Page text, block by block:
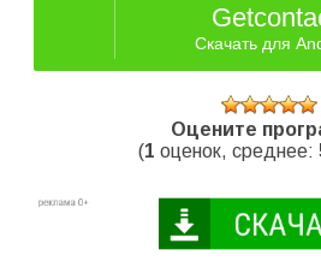
Скачать для
Оцените
(1 оценок, среднее: